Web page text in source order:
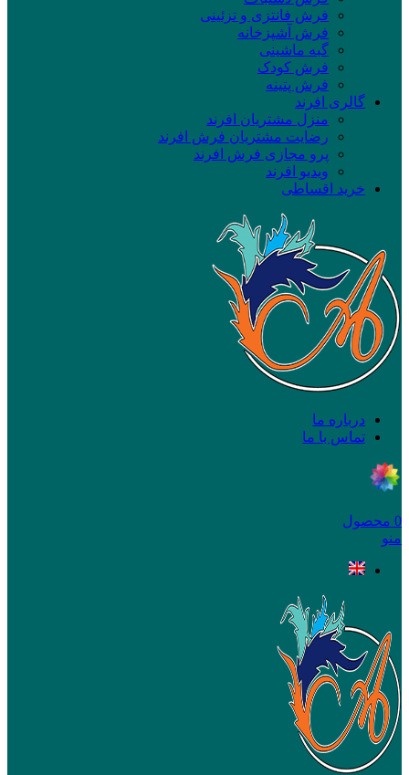
فرش فانتزی و تزئینی
فرش آشپزخانه
گبه ماشینی
فرش کودک
فرش پتینه
گالری افرند
منزل مشتریان افرند
رضایت مشتریان فرش افرند
پرو مجازی فرش افرند
ویدیو افرند
خرید اقساطی
درباره ما
تماس با ما
0 محصول
منو